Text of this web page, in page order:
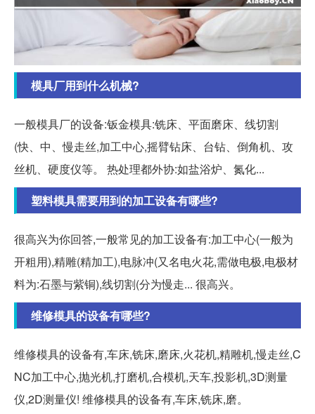
模具厂用到什么机械?
一般模具厂的设备:钣金模具:铣床、平面磨床、线切割
(快、中、慢走丝,加工中心,摇臂钻床、台钻、倒角机、攻
丝机、硬度仪等。 热处理都外协:如盐浴炉、氮化...
塑料模具需要用到的加工设备有哪些?
很高兴为你回答,一般常见的加工设备有:加工中心(一般为
开粗用),精雕(精加工),电脉冲(又名电火花,需做电极,电极材
料为:石墨与紫铜),线切割(分为慢走... 很高兴。
维修模具的设备有哪些?
维修模具的设备有,车床,铣床,磨床,火花机,精雕机,慢走丝,C
NC加工中心,抛光机,打磨机,合模机,天车,投影机,3D测量
仪,2D测量仪! 维修模具的设备有,车床,铣床,磨。